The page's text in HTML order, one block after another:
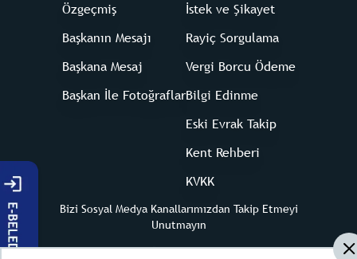
Özgeçmiş
Başkanın Mesajı
Başkana Mesaj
Başkan İle Fotoğraflar
İstek ve Şikayet
Rayiç Sorgulama
Vergi Borcu Ödeme
Bilgi Edinme
Eski Evrak Takip
Kent Rehberi
KVKK
Bizi Sosyal Medya Kanallarımızdan Takip Etmeyi
Unutmayın